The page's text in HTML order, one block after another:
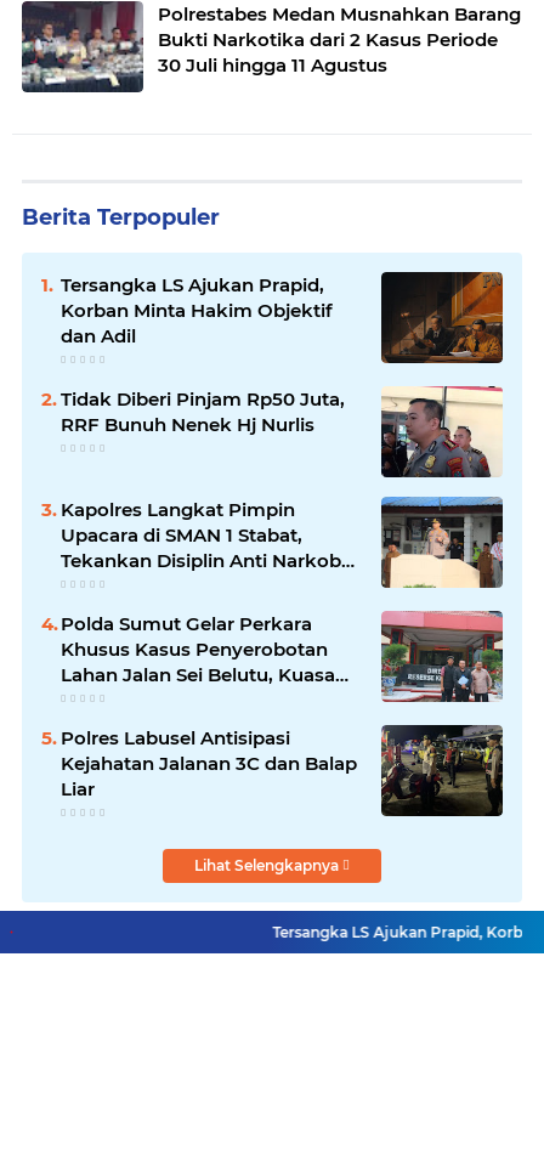
Polrestabes Medan Musnahkan Barang
Bukti Narkotika dari 2 Kasus Periode
30 Juli hingga 11 Agustus
Berita Terpopuler
Tersangka LS Ajukan Prapid,
Korban Minta Hakim Objektif
dan Adil
Tidak Diberi Pinjam Rp50 Juta,
RRF Bunuh Nenek Hj Nurlis
Kapolres Langkat Pimpin
Upacara di SMAN 1 Stabat,
Tekankan Disiplin Anti Narkoba
dan Bijak Bermedsos
Polda Sumut Gelar Perkara
Khusus Kasus Penyerobotan
Lahan Jalan Sei Belutu, Kuasa
Hukum Pelapor Minta Kasus
Polres Labusel Antisipasi
Kejahatan Jalanan 3C dan Balap
Liar
Lihat Selengkapnya
Tersangka LS Ajukan Prapid, Korban